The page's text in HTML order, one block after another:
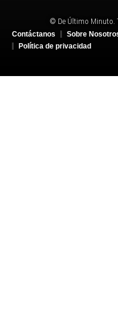
© De Último Minuto.
Contáctanos
Sobre
Política de privacidad